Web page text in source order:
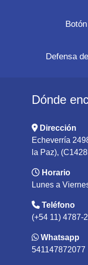
Defensa
Dónde
Dirección
Echeverría
la Paz),
Horario
Lunes a
Teléfono
(+54 11) 4787-
Whatsapp
541147872077